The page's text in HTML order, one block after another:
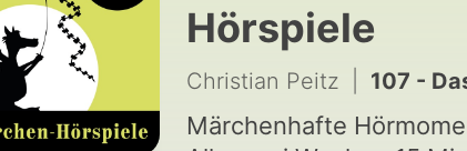
Hörspiele
Christian Peitz 107 - Das Waldschlossgeheimnis ---
Märchenhafte